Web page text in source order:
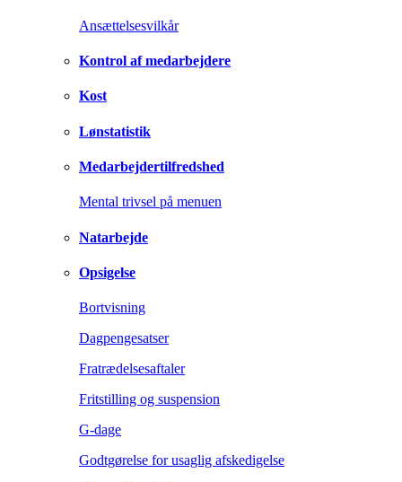
Ansættelsesvilkår
Kontrol af medarbejdere
Kost
Lønstatistik
Medarbejdertilfredshed
Mental trivsel på menuen
Natarbejde
Opsigelse
Bortvisning
Dagpengesatser
Fratrædelsesaftaler
Fritstilling og suspension
G-dage
Godtgørelse for usaglig afskedigelse